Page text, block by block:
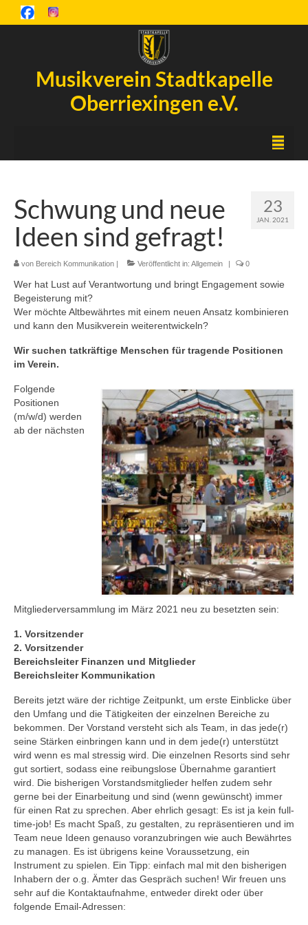
Musikverein Stadtkapelle
Oberriexingen e.V.
Inselfest
Aktuelles
Chronik
Orchester
Ausbildung
Downloads
Sponsoring
23
JAN. 2021
Schwung und neue
Ideen sind gefragt!
von Bereich Kommunikation | Veröffentlicht in: Allgemein | 0
Wer hat Lust auf Verantwortung und bringt Engagement sowie
Begeisterung mit?
Wer möchte Altbewährtes mit einem neuen Ansatz kombinieren
und kann den Musikverein weiterentwickeln?
Wir suchen tatkräftige Menschen für tragende Positionen
im Verein.
Folgende
Positionen
(m/w/d) werden
ab der nächsten
Mitgliederversammlung im März 2021 neu zu besetzten sein:
1. Vorsitzender
2. Vorsitzender
Bereichsleiter Finanzen und Mitglieder
Bereichsleiter Kommunikation
Bereits jetzt wäre der richtige Zeitpunkt, um erste Einblicke über
den Umfang und die Tätigkeiten der einzelnen Bereiche zu
bekommen. Der Vorstand versteht sich als Team, in das jede(r)
seine Stärken einbringen kann und in dem jede(r) unterstützt
wird wenn es mal stressig wird. Die einzelnen Resorts sind sehr
gut sortiert, sodass eine reibungslose Übernahme garantiert
wird. Die bisherigen Vorstandsmitglieder helfen zudem sehr
gerne bei der Einarbeitung und sind (wenn gewünscht) immer
für einen Rat zu sprechen. Aber ehrlich gesagt: Es ist ja kein full-
time-job! Es macht Spaß, zu gestalten, zu repräsentieren und im
Team neue Ideen genauso voranzubringen wie auch Bewährtes
zu managen. Es ist übrigens keine Voraussetzung, ein
Instrument zu spielen. Ein Tipp: einfach mal mit den bisherigen
Inhabern der o.g. Ämter das Gespräch suchen! Wir freuen uns
sehr auf die Kontaktaufnahme, entweder direkt oder über
folgende Email-Adressen: